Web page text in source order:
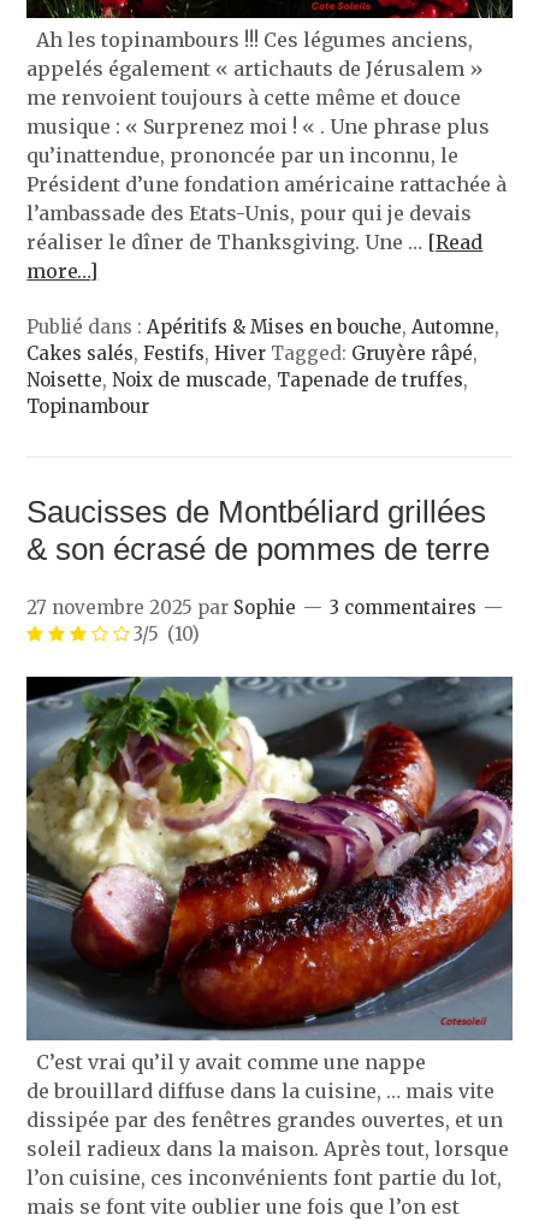
Ah les topinambours !!! Ces légumes anciens,
appelés également « artichauts de Jérusalem »
me renvoient toujours à cette même et douce
musique : « Surprenez moi ! « . Une phrase plus
qu’inattendue, prononcée par un inconnu, le
Président d’une fondation américaine rattachée à
l’ambassade des Etats-Unis, pour qui je devais
réaliser le dîner de Thanksgiving. Une … [Read
more…]
Publié dans :Apéritifs & Mises en bouche,Automne,
Cakes salés,Festifs,Hiver Tagged: Gruyère râpé,
Noisette,Noix de muscade, Tapenade de truffes,
Topinambour
Saucisses de Montbéliard grillées
& son écrasé de pommes de terre
27 novembre 2025 par Sophie
3 commentaires
3/5 (10)
C’est vrai qu’il y avait comme une nappe
de brouillard diffuse dans la cuisine, … mais vite
dissipée par des fenêtres grandes ouvertes, et un
soleil radieux dans la maison. Après tout, lorsque
l’on cuisine, ces inconvénients font partie du lot,
mais se font vite oublier une fois que l’on est